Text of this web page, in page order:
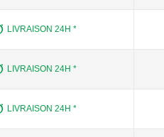
LIVRAISON 24H *
LIVRAISON 24H *
LIVRAISON 24H *